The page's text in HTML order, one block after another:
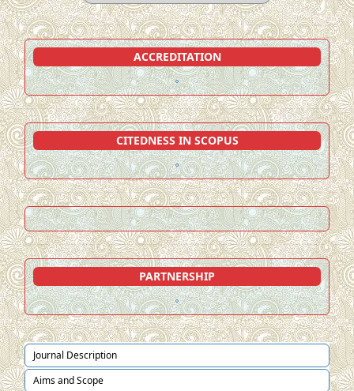
ACCREDITATION
CITEDNESS IN SCOPUS
PARTNERSHIP
Journal Description
Aims and Scope